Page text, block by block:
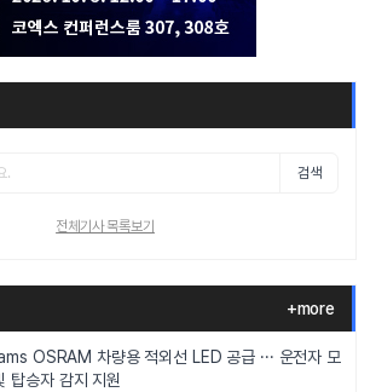
검색
전체기사 목록보기
+more
OSRAM 차량용 적외선 LED 공급 ··· 운전자 모
탑승자 감지 지원